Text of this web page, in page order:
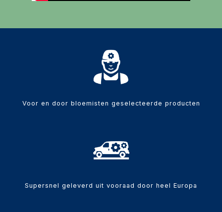
Voor en door bloemisten geselecteerde producten
Supersnel geleverd uit vooraad door heel Europa